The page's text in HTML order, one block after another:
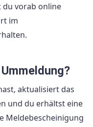
du vorab online
im
aktualisiert das
und du erhältst eine
Meldebescheinigung